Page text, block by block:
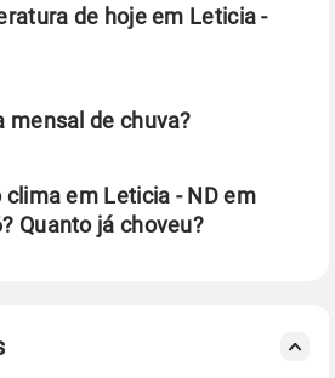
de hoje em Leticia -
mensal de chuva?
clima em Leticia - ND em
Quanto já choveu?